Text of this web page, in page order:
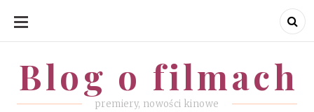
SKIP
CONTENT
Blog o filmach
premiery, nowości kinowe
Blog o filmach